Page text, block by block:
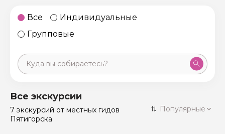
Все
Индивидуальные
Групповые
Санкт-Петербург
Россия
50 экскурсий
Все экскурсии
7 экскурсий от местных гидов
Пятигорска
Популярные